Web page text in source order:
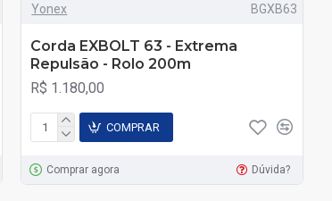
Yonex BGXB63
Corda EXBOLT 63 - Extrema
Repulsão - Rolo 200m
R$ 1.180,00
COMPRAR
Comprar agora Dúvida?